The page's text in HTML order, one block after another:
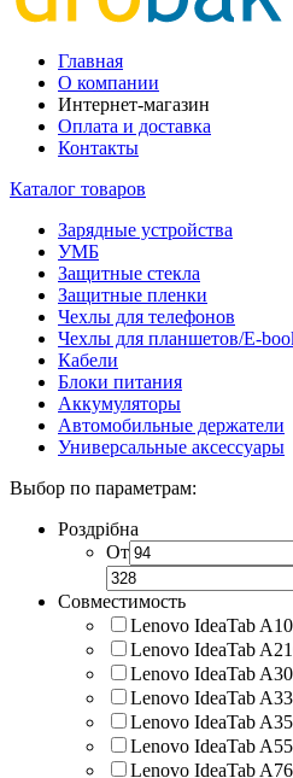
Главная
О компании
Интернет-магазин
Оплата и доставка
Контакты
Каталог товаров
Зарядные устройства
УМБ
Защитные стекла
Защитные пленки
Чехлы для телефонов
Чехлы для планшетов/E-
Кабели
Блоки питания
Аккумуляторы
Автомобильные держатели
Универсальные аксессуары
Выбор по параметрам:
Роздрібна
От
Совместимость
Lenovo IdeaTab
Lenovo IdeaTab
Lenovo IdeaTab
Lenovo IdeaTab
Lenovo IdeaTab
Lenovo IdeaTab
Lenovo IdeaTab